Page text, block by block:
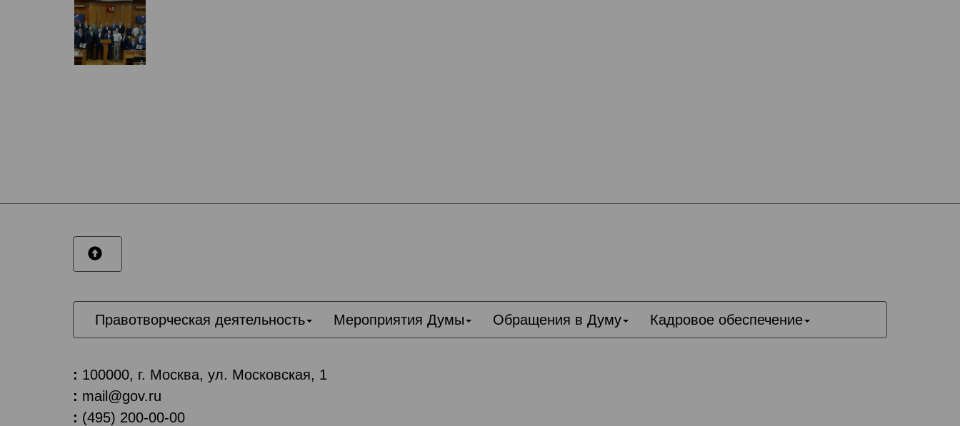
Правотворческая деятельность Мероприятия Думы Обращения в Думу Кадровое обеспечение
: 100000, г. Москва, ул. Московская, 1
: mail@gov.ru
: (495) 200-00-00